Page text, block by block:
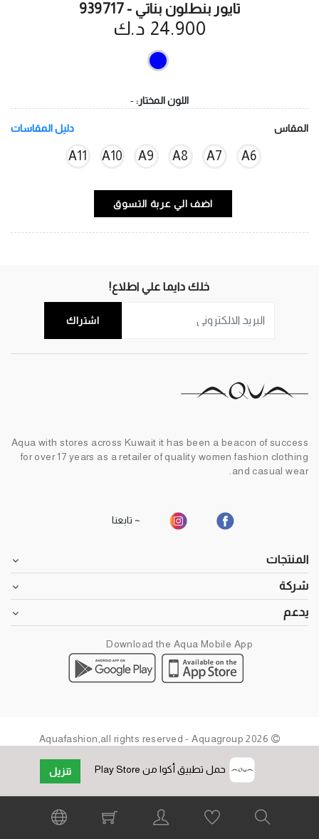
تايور بنطلون بناتي - 939717
24.900 د.ك
اللون المختار: -
المقاس دليل المقاسات
A6
A7
A8
A9
A10
A11
اضف الي عربة التسوق
خلك دايما علي اطلاع!
اشتراك
Aqua with stores across Kuwait it has been a beacon of success
for over 17 years as a retailer of quality women fashion clothing
and casual wear.
~ تابعنا
المنتجات
شركة
يدعم
Download the Aqua Mobile App
حمل تطبيق أكوا من Play Store تنزيل